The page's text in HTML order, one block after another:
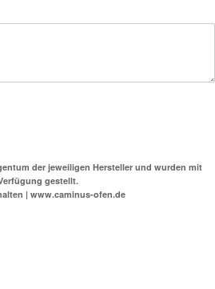
der jeweiligen Hersteller und wurden mit
gestellt.
| www.caminus-ofen.de